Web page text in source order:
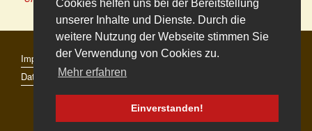
Cookies helfen uns bei der Bereitstellung
unserer Inhalte und Dienste. Durch die
weitere Nutzung der Webseite stimmen Sie
der Verwendung von Cookies zu.
Mehr erfahren
Einverstanden!
Impressum
Datenschutz